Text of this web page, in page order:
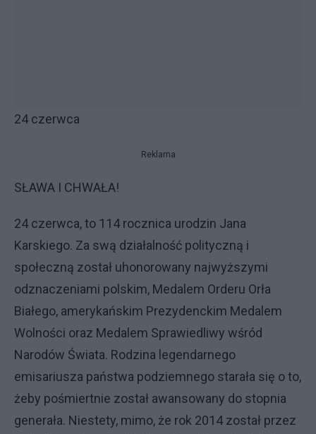
24 czerwca
Reklama
SŁAWA I CHWAŁA!
24 czerwca, to 114 rocznica urodzin Jana
Karskiego. Za swą działalność polityczną i
społeczną został uhonorowany najwyższymi
odznaczeniami polskim, Medalem Orderu Orła
Białego, amerykańskim Prezydenckim Medalem
Wolności oraz Medalem Sprawiedliwy wśród
Narodów Świata. Rodzina legendarnego
emisariusza państwa podziemnego starała się o to,
żeby pośmiertnie został awansowany do stopnia
generała. Niestety, mimo, że rok 2014 został przez